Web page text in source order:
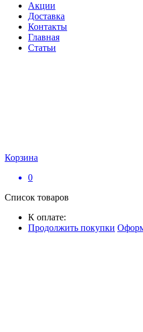
Акции
Доставка
Контакты
Главная
Статьи
Корзина
0
Список товаров
К оплате:
Продолжить покупки